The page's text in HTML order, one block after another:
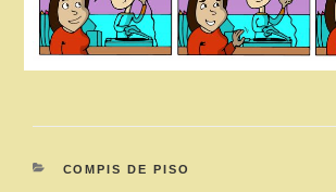
CATEGORÍAS
COMPIS DE PISO